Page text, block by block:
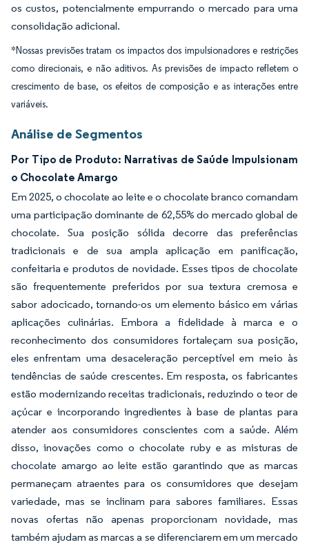
os custos, potencialmente empurrando o mercado para uma
consolidação adicional.
*Nossas previsões tratam os impactos dos impulsionadores e restrições
como direcionais, e não aditivos. As previsões de impacto refletem o
crescimento de base, os efeitos de composição e as interações entre
variáveis.
Análise de Segmentos
Por Tipo de Produto: Narrativas de Saúde Impulsionam
o Chocolate Amargo
Em 2025, o chocolate ao leite e o chocolate branco comandam
uma participação dominante de 62,55% do mercado global de
chocolate. Sua posição sólida decorre das preferências
tradicionais e de sua ampla aplicação em panificação,
confeitaria e produtos de novidade. Esses tipos de chocolate
são frequentemente preferidos por sua textura cremosa e
sabor adocicado, tornando-os um elemento básico em várias
aplicações culinárias. Embora a fidelidade à marca e o
reconhecimento dos consumidores fortaleçam sua posição,
eles enfrentam uma desaceleração perceptível em meio às
tendências de saúde crescentes. Em resposta, os fabricantes
estão modernizando receitas tradicionais, reduzindo o teor de
açúcar e incorporando ingredientes à base de plantas para
atender aos consumidores conscientes com a saúde. Além
disso, inovações como o chocolate ruby e as misturas de
chocolate amargo ao leite estão garantindo que as marcas
permaneçam atraentes para os consumidores que desejam
variedade, mas se inclinam para sabores familiares. Essas
novas ofertas não apenas proporcionam novidade, mas
também ajudam as marcas a se diferenciarem em um mercado